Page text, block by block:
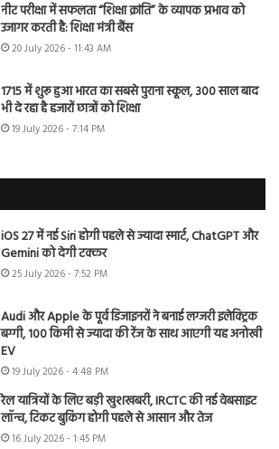
नीट परीक्षा में सफलता “शिक्षा क्रांति” के व्यापक प्रभाव को
उजागर करती है: शिक्षा मंत्री बैंस
20 July 2026 - 11:43 AM
1715 में शुरू हुआ भारत का सबसे पुराना स्कूल, 300 साल बाद
भी दे रहा है हजारों छात्रों को शिक्षा
19 July 2026 - 7:14 PM
iOS 27 में नई Siri होगी पहले से ज्यादा स्मार्ट, ChatGPT और
Gemini को देगी टक्कर
25 July 2026 - 7:52 PM
Audi और Apple के पूर्व डिजाइनरों ने बनाई लग्जरी इलेक्ट्रिक
बग्गी, 100 किमी से ज्यादा की रेंज के साथ आएगी यह अनोखी
EV
19 July 2026 - 4:48 PM
रेल यात्रियों के लिए बड़ी खुशखबरी, IRCTC की नई वेबसाइट
लॉन्च, टिकट बुकिंग होगी पहले से आसान और तेज
16 July 2026 - 1:45 PM